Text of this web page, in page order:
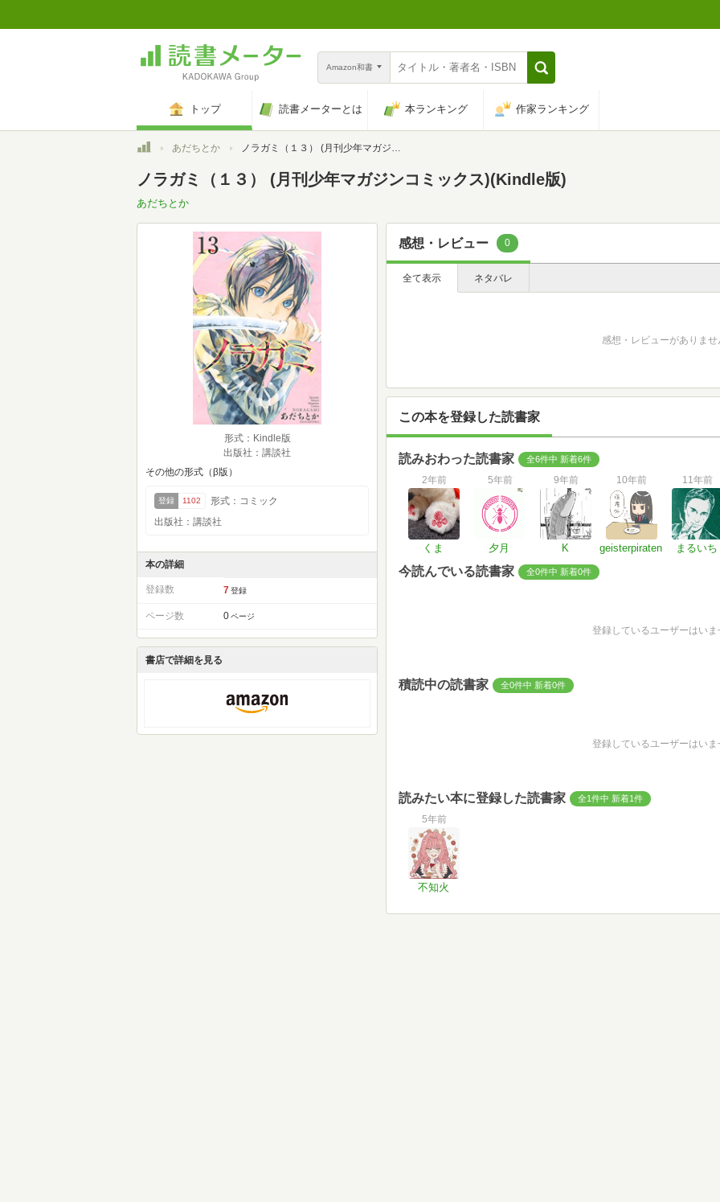
Amazon和書
トップ 読書メーターとは 本ランキング 作家ランキング
トップあだちとか ノラガミ（１３） (月刊少年マガジンコミックス)
ノラガミ（１３） (月刊少年マガジンコミックス)(Kindle版)
あだちとか
形式：Kindle版
出版社：講談社
その他の形式（β版）
登録 1102
形式：コミック
出版社：講談社
本の詳細
登録数 7 登録
ページ数 0 ページ
書店で詳細を見る
感想・レビュー 0
全て表示 ネタバレ
感想・レビューがありませ
この本を登録した読書家
読みおわった読書家 全6件中 新着6件
2年前
くま
5年前
夕月
9年前
K
10年前
geisterpiraten
11年前
まるいち
今読んでいる読書家 全0件中 新着0件
登録しているユーザーはいま
積読中の読書家 全0件中 新着0件
登録しているユーザーはいま
読みたい本に登録した読書家 全1件中 新着1件
5年前
不知火